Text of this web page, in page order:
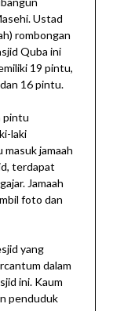
Ustad
rombongan
Quba ini
19 pintu,
16 pintu.
pintu
laki
jamaah
terdapat
Jamaah
foto dan
yang
dalam
ini. Kaum
penduduk